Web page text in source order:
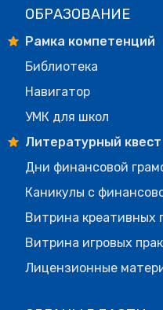
ОБРАЗОВАНИЕ
Рамка компетенций
Библиотека
Навигатор
УМК для школ
Литературный квест
Дни финансовой
Каникулы с
Витрина креативных
Витрина игровых
Лицензионные